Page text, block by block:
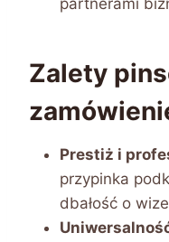
partnerami
Zalety
Prestiż i
przypinka
dbałość o